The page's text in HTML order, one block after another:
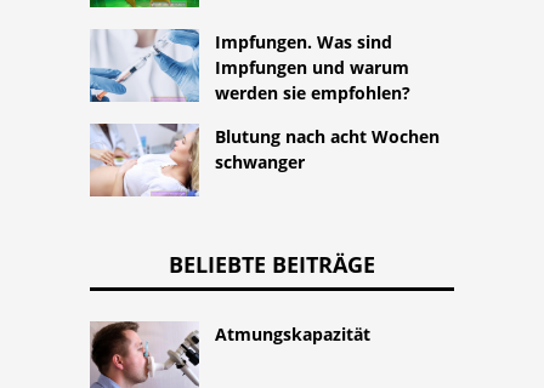
Impfungen. Was sind
Impfungen und warum
werden sie empfohlen?
Blutung nach acht Wochen
schwanger
BELIEBTE BEITRÄGE
Atmungskapazität